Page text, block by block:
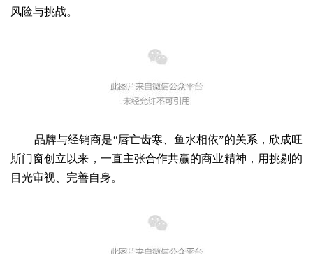
风险与挑战。
品牌与经销商是“唇亡齿寒、鱼水相依”的关系，欣成旺
斯门窗创立以来，一直主张合作共赢的商业精神， 用挑剔的
目光审视、完善自身。